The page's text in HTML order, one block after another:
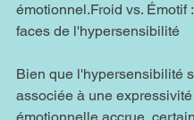
émotionnel.Froid vs. Émotif
faces de l'hypersensibilité
Bien que l'hypersensibilité
associée à une expressivité